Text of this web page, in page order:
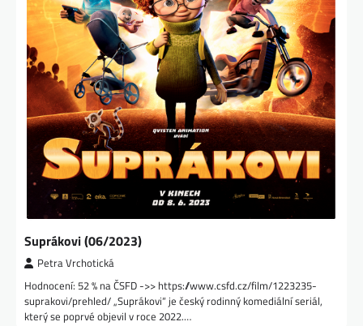
Suprákovi (06/2023)
Petra Vrchotická
Hodnocení: 52 % na ČSFD ->> https://www.csfd.cz/film/1223235-
suprakovi/prehled/ „Suprákovi“ je český rodinný komediální seriál,
který se poprvé objevil v roce 2022.…